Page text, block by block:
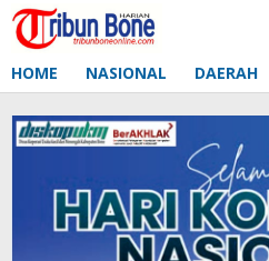
Lewati
ke
HOME NASIONAL DAERAH